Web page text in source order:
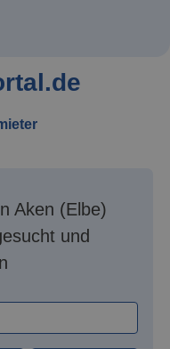
Aken (Elbe)
und